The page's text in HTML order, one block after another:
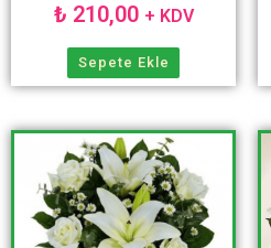
₺ 210,00 + KDV
Sepete Ekle